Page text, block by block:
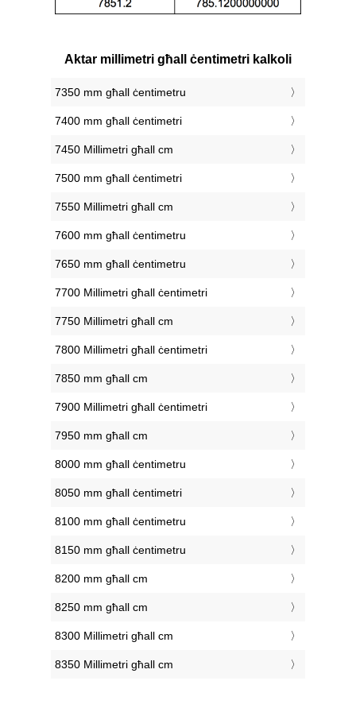
Aktar millimetri għall ċentimetri kalkoli
7350 mm għall ċentimetru
7400 mm għall ċentimetri
7450 Millimetri għall cm
7500 mm għall ċentimetri
7550 Millimetri għall cm
7600 mm għall ċentimetru
7650 mm għall ċentimetru
7700 Millimetri għall ċentimetri
7750 Millimetri għall cm
7800 Millimetri għall ċentimetri
7850 mm għall cm
7900 Millimetri għall ċentimetri
7950 mm għall cm
8000 mm għall ċentimetru
8050 mm għall ċentimetri
8100 mm għall ċentimetru
8150 mm għall ċentimetru
8200 mm għall cm
8250 mm għall cm
8300 Millimetri għall cm
8350 Millimetri għall cm